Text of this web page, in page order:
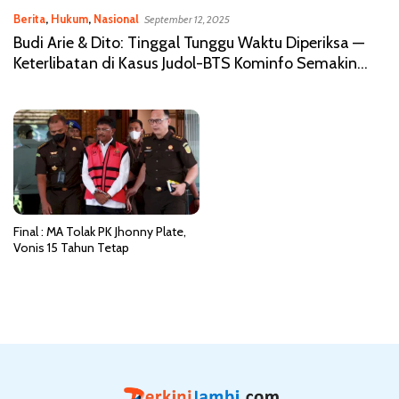
Berita, Hukum, Nasional September 12, 2025
Budi Arie & Dito: Tinggal Tunggu Waktu Diperiksa —
Keterlibatan di Kasus Judol-BTS Kominfo Semakin
Final : MA Tolak PK Jhonny Plate,
Vonis 15 Tahun Tetap